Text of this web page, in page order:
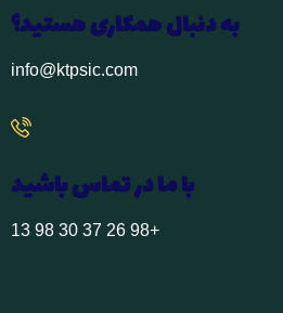
به دنبال همکاری هستید؟
info@ktpsic.com
با ما در تماس باشید
+98 26 37 30 98 13